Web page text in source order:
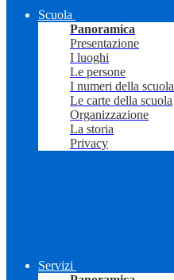
Scuola
Panoramica
Presentazione
I luoghi
Le persone
I numeri della scuola
Le carte della scuola
Organizzazione
La storia
Privacy
Servizi